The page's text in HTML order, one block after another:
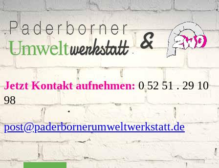
Jetzt Kontakt aufnehmen:0 52 51 . 29 10
98
post@paderbornerumweltwerkstatt.de